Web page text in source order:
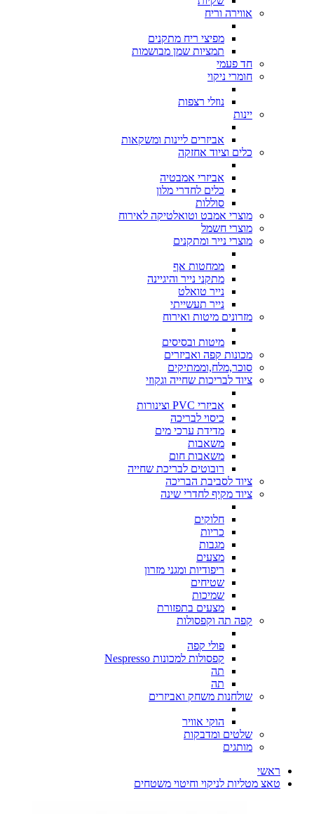
אווירה וריח
מפיצי ריח מתקנים
תמציות שמן מבושמות
חד פעמי
חומרי ניקוי
נוזלי רצפות
יינות
אביזרים ליינות ומשקאות
כלים וציוד אחזקה
אביזרי אמבטיה
כלים לחדרי מלון
סוללות
מוצרי אמבט וטואלטיקה לאירוח
מוצרי חשמל
מוצרי נייר ומתקנים
ממחטות אף
מתקני נייר והיגיינה
נייר טואלט
נייר תעשייתי
מזרונים מיטות ואירוח
מיטות ובסיסים
מכונות קפה ואביזרים
סוכר,מלח,וממתיקים
ציוד לבריכות שחייה וגקוזי
אביזרי PVC וצינורות
כיסוי לבריכה
מדידת ערכי מים
משאבות
משאבות חום
רובוטים לבריכת שחייה
ציוד לסביבת הבריכה
ציוד מקיף לחדרי שינה
חלוקים
כריות
מגבות
מצעים
ריפודיות ומגני מזרון
שטיחים
שמיכות
מצעים בתפזורת
קפה תה וקפסולות
פולי קפה
קפסולות למכונות Nespresso
תה
תה
שולחנות משחק ואביזרים
הוקי אוויר
שלטים ומדבקות
מותגים
ראשי
טאצ מטליות לניקוי וחיטוי משטחים